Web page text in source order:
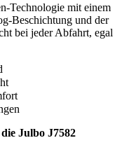
Technologie mit einem
Beschichtung und der
bei jeder Abfahrt, egal
Julbo J7582